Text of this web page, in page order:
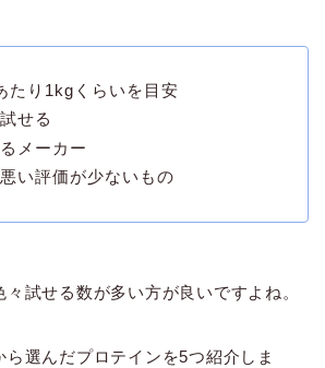
たり1kgくらいを目安
せる
メーカー
い評価が少ないもの
試せる数が多い方が良いですよね。
ら選んだプロテインを5つ紹介しま